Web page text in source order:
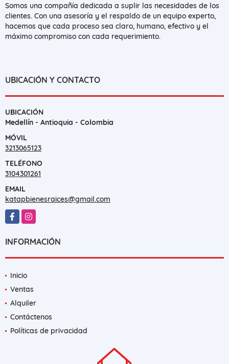
Somos una compañía dedicada a suplir las necesidades de los
clientes. Con una asesoría y el respaldo de un equipo experto,
hacemos que cada proceso sea claro, humano, efectivo y el
máximo compromiso con cada requerimiento.
UBICACIÓN Y CONTACTO
UBICACIÓN
Medellín - Antioquia - Colombia
MÓVIL
3213065123
TELÉFONO
3104301261
EMAIL
katapbienesraices@gmail.com
FacebookInstagram
INFORMACIÓN
Inicio
Ventas
Alquiler
Contáctenos
Políticas de privacidad